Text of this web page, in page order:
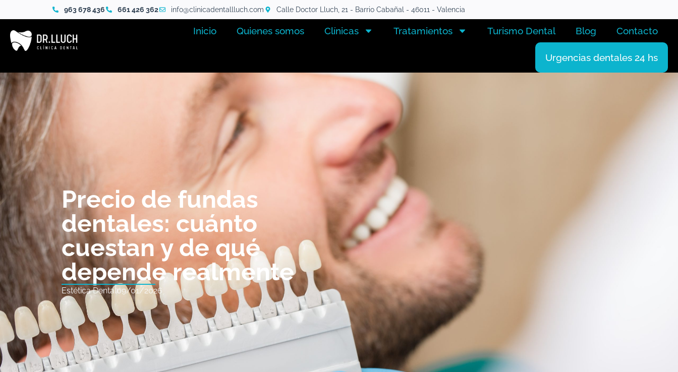
963 678 436 661 426 362 info@clinicadentallluch.com Calle Doctor Lluch, 21 - Barrio Cabañal - 46011 - Valencia
Inicio Quienes somos Clínicas Tratamientos Turismo Dental Blog Contacto
Urgencias dentales 24 hs
Precio de fundas
dentales: cuánto
cuestan y de qué
depende realmente
Estética Dental09/01/2026